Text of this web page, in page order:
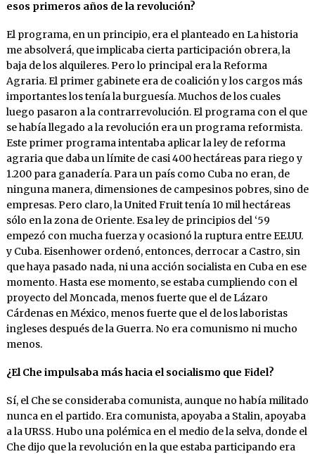
esos primeros años de la revolución?
El programa, en un principio, era el planteado en La historia
me absolverá, que implicaba cierta participación obrera, la
baja de los alquileres. Pero lo principal era la Reforma
Agraria. El primer gabinete era de coalición y los cargos más
importantes los tenía la burguesía. Muchos de los cuales
luego pasaron a la contrarrevolución. El programa con el que
se había llegado a la revolución era un programa reformista.
Este primer programa intentaba aplicar la ley de reforma
agraria que daba un límite de casi 400 hectáreas para riego y
1.200 para ganadería. Para un país como Cuba no eran, de
ninguna manera, dimensiones de campesinos pobres, sino de
empresas. Pero claro, la United Fruit tenía 10 mil hectáreas
sólo en la zona de Oriente. Esa ley de principios del ‘59
empezó con mucha fuerza y ocasionó la ruptura entre EE.UU.
y Cuba. Eisenhower ordenó, entonces, derrocar a Castro, sin
que haya pasado nada, ni una acción socialista en Cuba en ese
momento. Hasta ese momento, se estaba cumpliendo con el
proyecto del Moncada, menos fuerte que el de Lázaro
Cárdenas en México, menos fuerte que el de los laboristas
ingleses después de la Guerra. No era comunismo ni mucho
menos.
¿El Che impulsaba más hacia el socialismo que Fidel?
Sí, el Che se consideraba comunista, aunque no había militado
nunca en el partido. Era comunista, apoyaba a Stalin, apoyaba
a la URSS. Hubo una polémica en el medio de la selva, donde el
Che dijo que la revolución en la que estaba participando era